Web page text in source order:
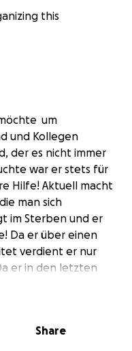
this
um
und Kollegen
der es nicht immer
war er stets für
Hilfe! Aktuell macht
man sich
im Sterben und er
Da er über einen
verdient er nur
er in den letzten
von Ihrer Seite
ist jede
Share